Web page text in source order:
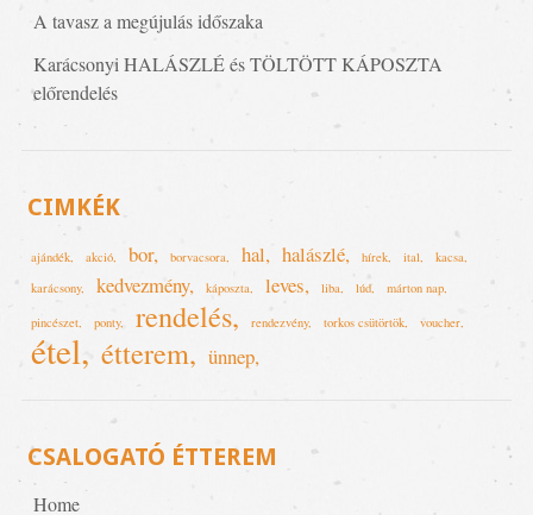
A tavasz a megújulás időszaka
Karácsonyi HALÁSZLÉ és TÖLTÖTT KÁPOSZTA
előrendelés
CIMKÉK
ajándék akció bor borvacsora hal halászlé hírek ital
kacsa
karácsony
kedvezmény káposzta leves liba lúd márton nap
pincészet ponty rendelés rendezvény torkos csütörtök voucher
étel étterem ünnep
CSALOGATÓ ÉTTEREM
Home